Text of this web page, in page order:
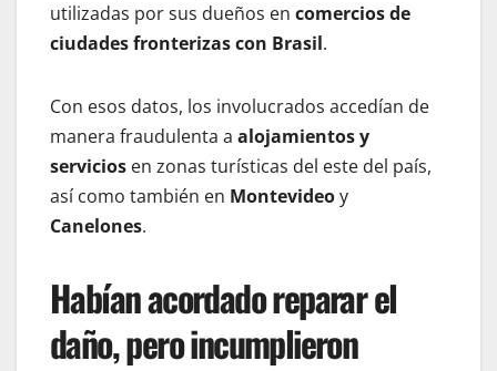
utilizadas por sus dueños en comercios de
ciudades fronterizas con Brasil.
Con esos datos, los involucrados accedían de
manera fraudulenta a alojamientos y
servicios en zonas turísticas del este del país,
así como también en Montevideoy
Canelones.
Habían acordado reparar el
daño, pero incumplieron